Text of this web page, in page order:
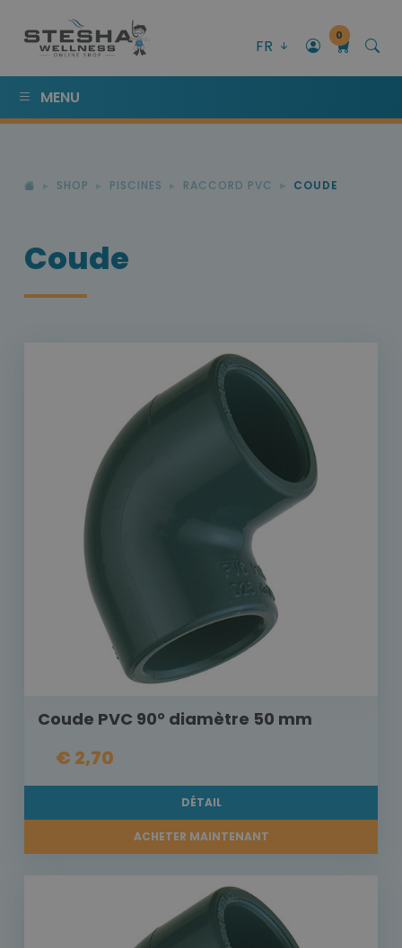
FR
0
MENU
SHOP PISCINES RACCORD PVC COUDE
Coude
Coude PVC 90° diamètre 50 mm
€ 2,70
DÉTAIL
ACHETER MAINTENANT